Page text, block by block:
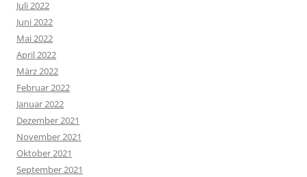
Juli 2022
Juni 2022
Mai 2022
April 2022
März 2022
Februar 2022
Januar 2022
Dezember 2021
November 2021
Oktober 2021
September 2021